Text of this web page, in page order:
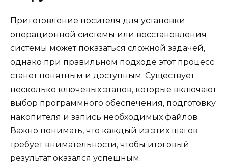
Приготовление носителя для установки
операционной системы или восстановления
системы может показаться сложной задачей,
однако при правильном подходе этот процесс
станет понятным и доступным. Существует
несколько ключевых этапов, которые включают
выбор программного обеспечения, подготовку
накопителя и запись необходимых файлов.
Важно понимать, что каждый из этих шагов
требует внимательности, чтобы итоговый
результат оказался успешным.